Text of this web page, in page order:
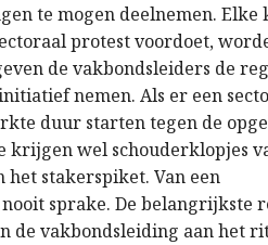
te mogen deelnemen. Elke
protest voordoet,
de vakbondsleiders de
nemen. Als er een
duur starten tegen de
wel schouderklopjes
het stakerspiket. Van een
sprake. De belangrijkste
de vakbondsleiding aan het